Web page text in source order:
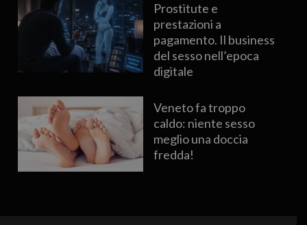
Prostitute e
prestazioni a
pagamento. Il business
del sesso nell’epoca
digitale
Veneto fa troppo
caldo: niente sesso
meglio una doccia
fredda!